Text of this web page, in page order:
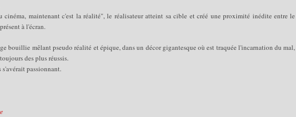
maintenant c'est la réalité", le réalisateur atteint sa cible et créé une proximité inédite entre le
à l'écran.
bouillie mêlant pseudo réalité et épique, dans un décor gigantesque où est traquée l'incarnation du mal,
des plus réussis.
s'avérait passionnant.